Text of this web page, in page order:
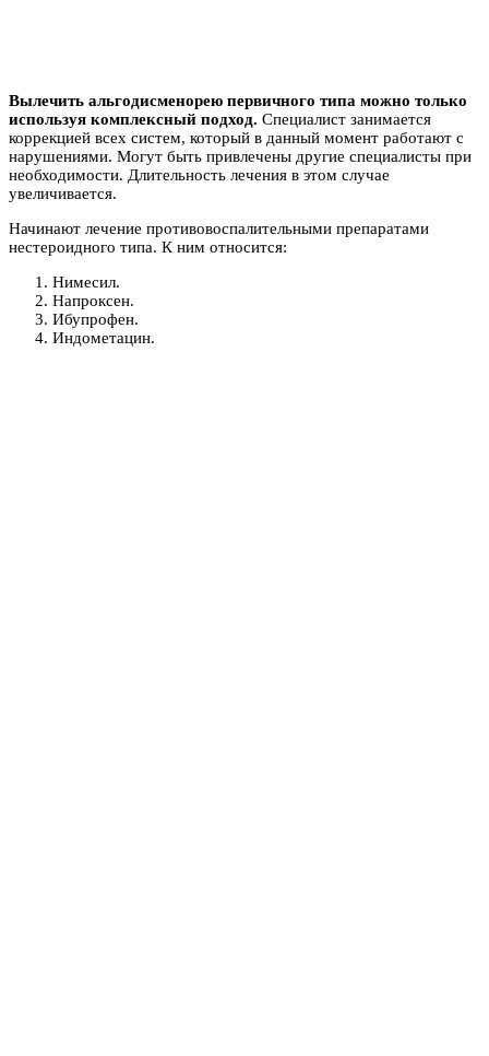
Вылечить альгодисменорею первичного типа можно только
используя комплексный подход. Специалист занимается
коррекцией всех систем, который в данный момент работают с
нарушениями. Могут быть привлечены другие специалисты при
необходимости. Длительность лечения в этом случае
увеличивается.
Начинают лечение противовоспалительными препаратами
нестероидного типа. К ним относится:
Нимесил.
Напроксен.
Ибупрофен.
Индометацин.